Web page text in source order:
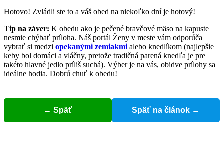
Hotovo! Zvládli ste to a váš obed na niekoľko dní je hotový!
Tip na záver: K obedu ako je pečené bravčové mäso na kapuste
nesmie chýbať príloha. Náš portál Ženy v meste vám odporúča
vybrať si medzi opekanými zemiakmi alebo knedlíkom (najlepšie
keby bol domáci a vláčny, pretože tradičná parená knedľa je pre
takéto hlavné jedlo príliš suchá). Výber je na vás, obidve prílohy sa
ideálne hodia. Dobrú chuť k obedu!
← Späť Späť na článok →